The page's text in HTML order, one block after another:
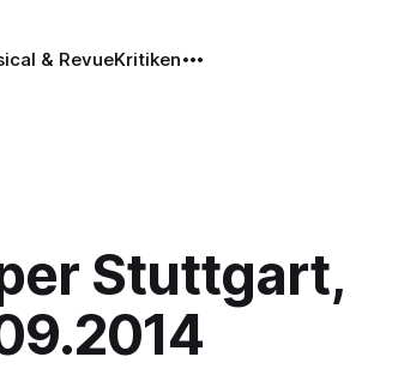
& RevueKritiken
Stuttgart,